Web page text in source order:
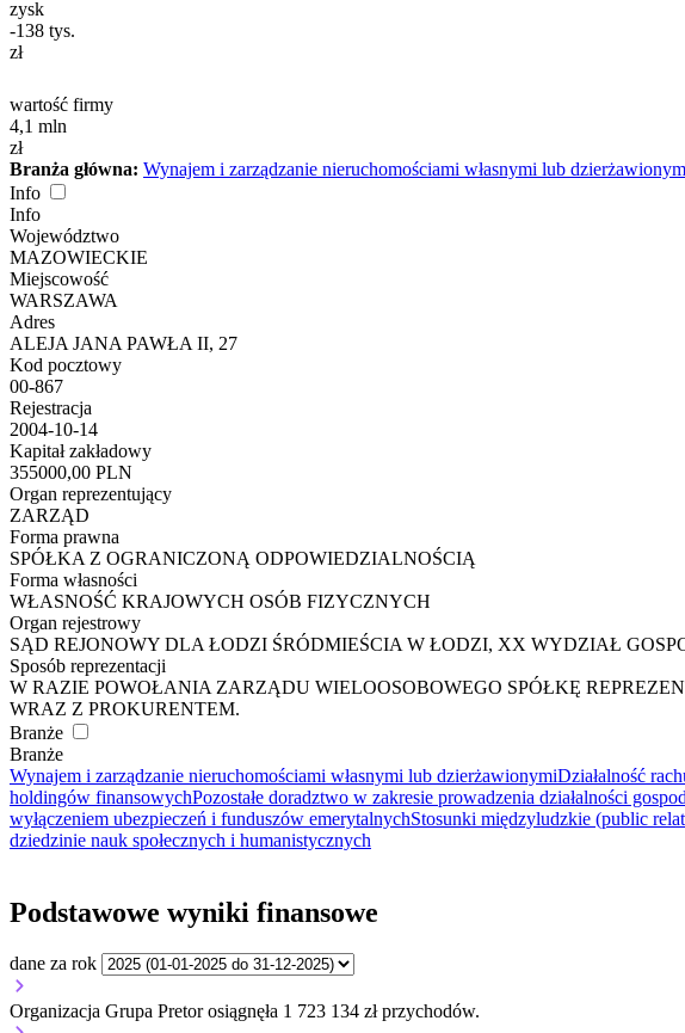
zysk
-138 tys.
zł
wartość firmy
4,1 mln
zł
Branża główna: Wynajem i zarządzanie nieruchomościami własnymi lub
Info
Info
Województwo
MAZOWIECKIE
Miejscowość
WARSZAWA
Adres
ALEJA JANA PAWŁA II, 27
Kod pocztowy
00-867
Rejestracja
2004-10-14
Kapitał zakładowy
355000,00 PLN
Organ reprezentujący
ZARZĄD
Forma prawna
SPÓŁKA Z OGRANICZONĄ ODPOWIEDZIALNOŚCIĄ
Forma własności
WŁASNOŚĆ KRAJOWYCH OSÓB FIZYCZNYCH
Organ rejestrowy
SĄD REJONOWY DLA ŁODZI ŚRÓDMIEŚCIA W ŁODZI, XX WYDZIAŁ
Sposób reprezentacji
W RAZIE POWOŁANIA ZARZĄDU WIELOOSOBOWEGO SPÓŁKĘ
WRAZ Z PROKURENTEM.
Branże
Branże
Wynajem i zarządzanie nieruchomościami własnymi lub dzierżawionymiDziałalność
holdingów finansowychPozostałe doradztwo w zakresie prowadzenia działalności
wyłączeniem ubezpieczeń i funduszów emerytalnychStosunki międzyludzkie (public
dziedzinie nauk społecznych i humanistycznych
Podstawowe wyniki finansowe
dane za rok
Organizacja Grupa Pretor osiągnęła 1 723 134 zł przychodów.